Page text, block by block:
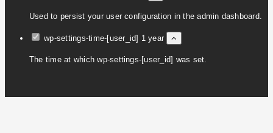
Used to persist your user configuration in the admin dashboard.
wp-settings-time-[user_id] 1 year
The time at which wp-settings-[user_id] was set.